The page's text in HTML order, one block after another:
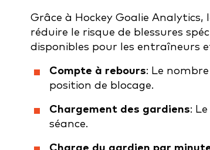
Grâce à Hockey Goalie
réduire le risque de blessures
disponibles pour les entraîneurs
Compte à rebours: Le
position de blocage.
Chargement des gardiens:
séance.